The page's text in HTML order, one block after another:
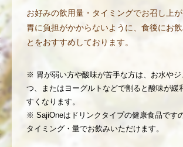
お好みの飲用量・タイミングでお召し上が
胃に負担がかからないように、食後にお
とをおすすめしております。
※ 胃が弱い方や酸味が苦手な方は、お水や
つ、またはヨーグルトなどで割ると酸味が緩
すくなります。
※ SajiOneはドリンクタイプの健康食品です
タイミング・量でお飲みいただけます。